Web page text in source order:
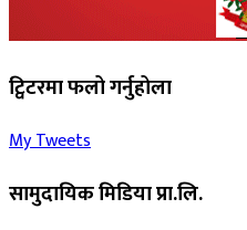
ट्विटरमा फलो गर्नुहोला
My Tweets
सामुदायिक मिडिया प्रा.लि.